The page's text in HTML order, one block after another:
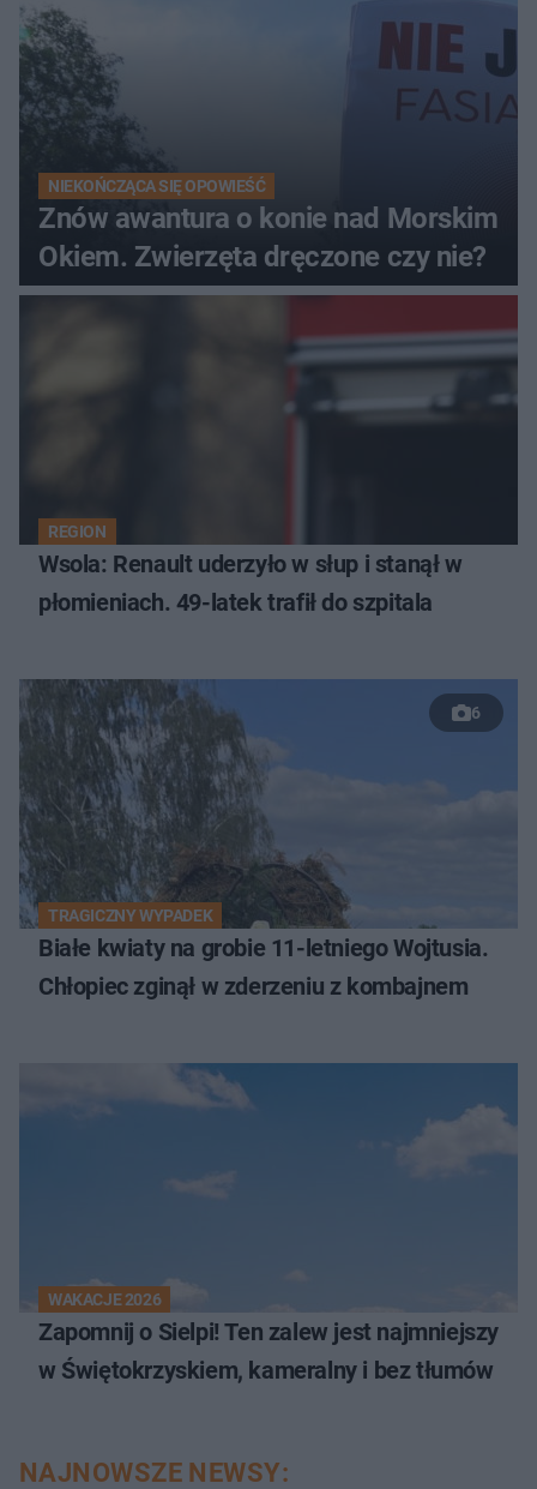
NIEKOŃCZĄCA SIĘ OPOWIEŚĆ
Znów awantura o konie nad Morskim
Okiem. Zwierzęta dręczone czy nie?
REGION
Wsola: Renault uderzyło w słup i stanął w
płomieniach. 49-latek trafił do szpitala
6
TRAGICZNY WYPADEK
Białe kwiaty na grobie 11-letniego Wojtusia.
Chłopiec zginął w zderzeniu z kombajnem
WAKACJE 2026
Zapomnij o Sielpi! Ten zalew jest najmniejszy
w Świętokrzyskiem, kameralny i bez tłumów
NAJNOWSZE NEWSY: